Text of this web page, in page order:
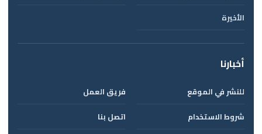
الأخيرة
أخبارنا
للنشر في الموقع
فريق العمل
شروط الاستخدام
اتصل بنا